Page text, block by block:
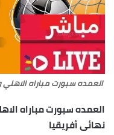
العمده سبورت مباراه
العمده سبورت مباراه
نهائى أفريقيا